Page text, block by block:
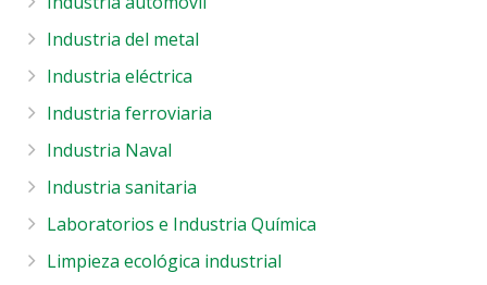
Industria del metal
Industria eléctrica
Industria ferroviaria
Industria Naval
Industria sanitaria
Laboratorios e Industria Química
Limpieza ecológica industrial